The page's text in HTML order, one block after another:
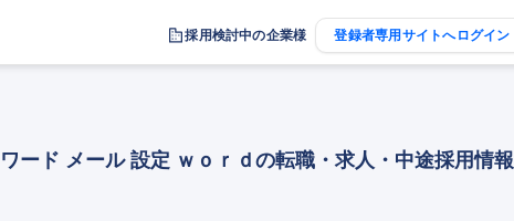
採用検討中の企業様 登録者専用サイトへログイン
ード メール 設定 ｗｏｒｄの転職・求人・中途採用情報